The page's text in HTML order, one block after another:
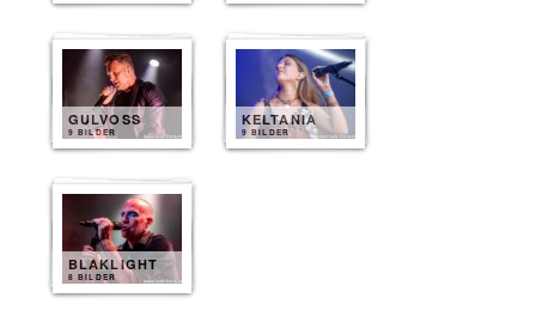
GULVOSS
9 BILDER
KELTANIA
9 BILDER
BLAKLIGHT
8 BILDER